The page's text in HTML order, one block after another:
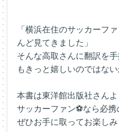
「横浜在住のサッカーフ
んど見てきました」
そんな高取さんに翻訳を
もきっと嬉しいのではない
本書は東洋館出版社さん
サッカーファン⚽なら必携
ぜひお手に取ってお楽しみ